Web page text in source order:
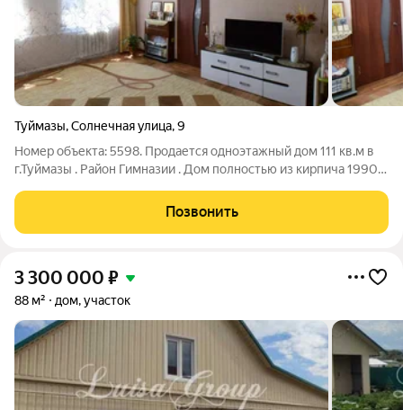
Туймазы,Солнечная улица,9
Номер объекта: 5598. Продается одноэтажный дом 111 кв.м в
г.Туймазы . Район Гимназии . Дом полностью из кирпича 1990
централизованная , газовый котел , электричество ,
канализация -локальный септик .
Позвонить
3 300 000 ₽
88 м² дом, участок